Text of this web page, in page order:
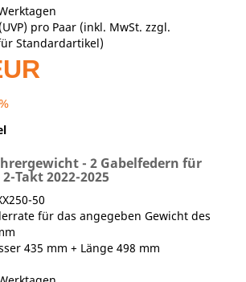
(UVP) pro Paar (inkl. MwSt. zzgl.
Standardartikel)
- 2 Gabelfedern für
Takt 2022-2025
50
für das angegeben Gewicht des
435 mm + Länge 498 mm